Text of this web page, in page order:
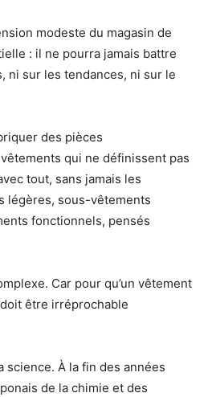
modeste du magasin de
: il ne pourra jamais battre
ni sur les tendances, ni sur le
des pièces
qui ne définissent pas
tout, sans jamais les
légères, sous-vêtements
fonctionnels, pensés
Car pour qu’un vêtement
être irréprochable
science. À la fin des années
de la chimie et des